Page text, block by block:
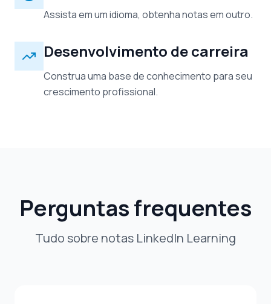
Assista em um idioma, obtenha notas em outro.
Desenvolvimento de carreira
Construa uma base de conhecimento para seu
crescimento profissional.
Perguntas frequentes
Tudo sobre notas LinkedIn Learning